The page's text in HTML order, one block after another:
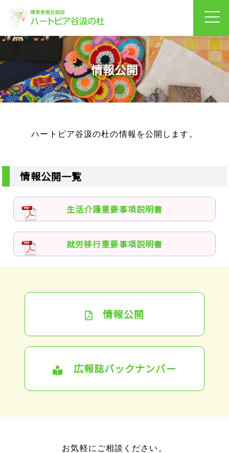
情報公開
ハートピア谷汲の杜の情報を公開します。
情報公開一覧
生活介護重要事項説明書
就労移行重要事項説明書
情報公開
広報誌バックナンバー
お気軽にご相談ください。